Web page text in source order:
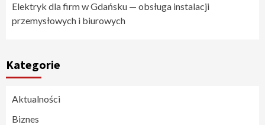
Elektryk dla firm w Gdańsku — obsługa instalacji
przemysłowych i biurowych
Kategorie
Aktualności
Biznes